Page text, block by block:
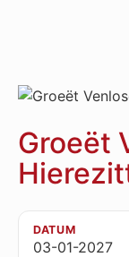
Groeët
DATUM
03-01-2027